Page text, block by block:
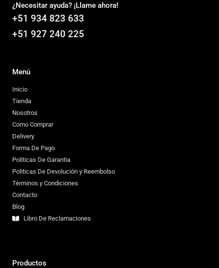
¿Necesitar ayuda? ¡Llame ahora!
+51 934 823 633
+51 927 240 225
Menú
Inicio
Tienda
Nosotros
Como Comprar
Delivery
Forma De Pago
Politicas De Garantia
Politicas De Devolución y Reembolso
Términos y Condiciones
Contacto
Blog
Libro De Reclamaciones
Productos